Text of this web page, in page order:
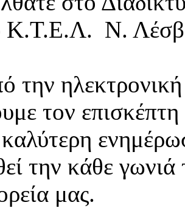
Κ.Τ.Ε.Λ. Ν.
την ηλεκτρονική
τον
την κάθε
μας.